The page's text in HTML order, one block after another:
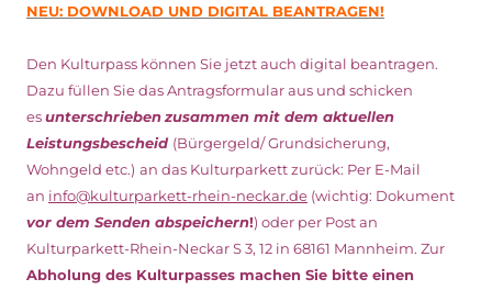
NEU: DOWNLOAD UND DIGITAL BEANTRAGEN!
Den Kulturpass können Sie jetzt auch digital beantragen.
Dazu füllen Sie das Antragsformular aus und schicken
esunterschriebenzusammen mit dem aktuellen
Leistungsbescheid (Bürgergeld/ Grundsicherung,
Wohngeld etc.) an das Kulturparkett zurück: Per E-Mail
an info@kulturparkett-rhein-neckar.de (wichtig: Dokument
vor dem Senden abspeichern!) oder per Post an
Kulturparkett-Rhein-Neckar S 3, 12 in 68161 Mannheim. Zur
Abholung des Kulturpasses machen Sie bitte einen